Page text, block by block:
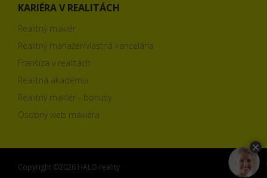
KARIÉRA V REALITÁCH
Realitný maklér
Realitný manažér/vlastná kancelária
Franšíza v realitách
Realitná akadémia
Realitný maklér - bonusy
Osobný web makléra
Copyright ©2026 HALO reality